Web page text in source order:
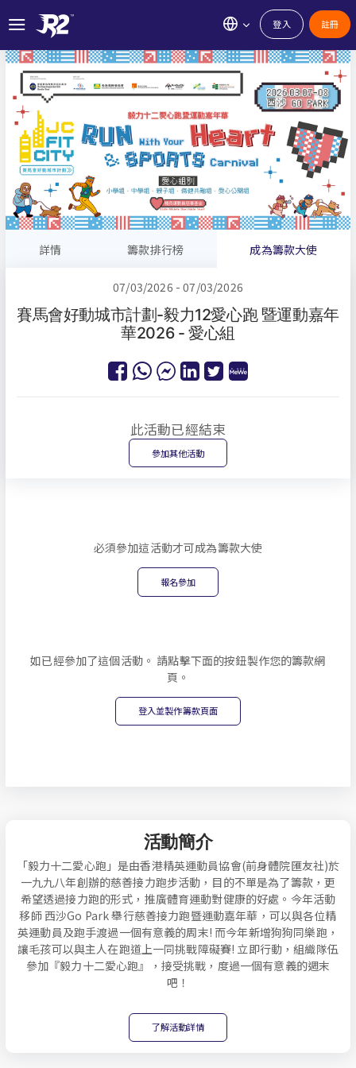
登入 註冊
詳情 籌款排行榜 成為籌款大使
07/03/2026 - 07/03/2026
賽馬會好動城市計劃-毅力12愛心跑 暨運動嘉年
華2026 - 愛心組
此活動已經結束
參加其他活動
必須參加這活動才可成為籌款大使
報名參加
如已經參加了這個活動。 請點擊下面的按鈕製作您的籌款網
頁。
登入並製作籌款頁面
活動簡介
「毅力十二愛心跑」是由香港精英運動員協會(前身體院匯友社)於
一九九八年創辦的慈善接力跑步活動，目的不單是為了籌款，更
希望透過接力跑的形式，推廣體育運動對健康的好處。今年活動
移師 西沙Go Park 舉行慈善接力跑暨運動嘉年華，可以與各位精
英運動員及跑手渡過一個有意義的周末! 而今年新增狗狗同樂跑，
讓毛孩可以與主人在跑道上一同挑戰障礙賽! 立即行動，組織隊伍
參加『毅力十二愛心跑』，接受挑戰，度過一個有意義的週末
吧！
了解活動詳情